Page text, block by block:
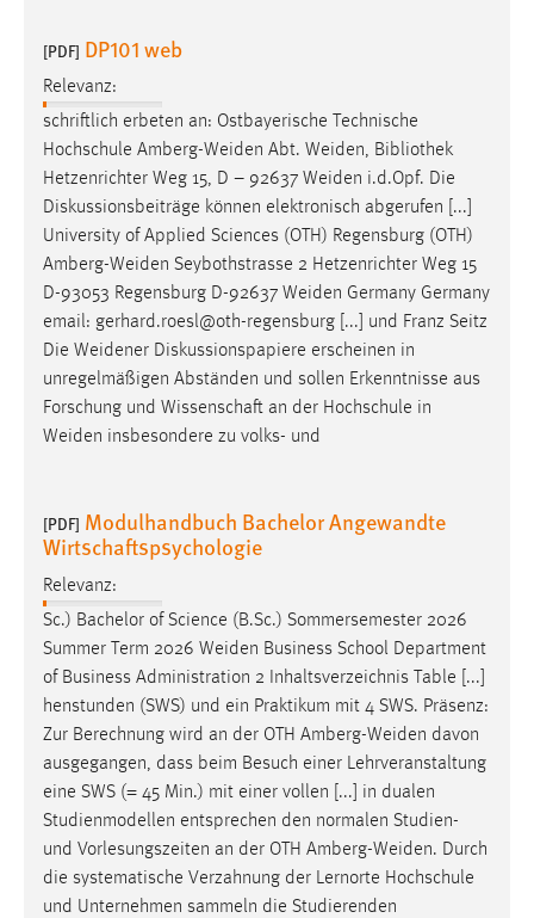
[PDF] DP101 web
Relevanz:
schriftlich erbeten an: Ostbayerische Technische
Hochschule Amberg-Weiden Abt. Weiden, Bibliothek
Hetzenrichter Weg 15, D – 92637 Weiden i.d.Opf. Die
Diskussionsbeiträge können elektronisch abgerufen [...]
University of Applied Sciences (OTH) Regensburg (OTH)
Amberg-Weiden Seybothstrasse 2 Hetzenrichter Weg 15
D-93053 Regensburg D-92637 Weiden Germany Germany
email: gerhard.roesl@oth-regensburg [...] und Franz Seitz
Die Weidener Diskussionspapiere erscheinen in
unregelmäßigen Abständen und sollen Erkenntnisse aus
Forschung und Wissenschaft an der Hochschule in
Weiden insbesondere zu volks- und
[PDF] Modulhandbuch Bachelor Angewandte
Wirtschaftspsychologie
Relevanz:
Sc.) Bachelor of Science (B.Sc.) Sommersemester 2026
Summer Term 2026 Weiden Business School Department
of Business Administration 2 Inhaltsverzeichnis Table [...]
henstunden (SWS) und ein Praktikum mit 4 SWS. Präsenz:
Zur Berechnung wird an der OTH Amberg-Weiden davon
ausgegangen, dass beim Besuch einer Lehrveranstaltung
eine SWS (= 45 Min.) mit einer vollen [...] in dualen
Studienmodellen entsprechen den normalen Studien-
und Vorlesungszeiten an der OTH Amberg-Weiden. Durch
die systematische Verzahnung der Lernorte Hochschule
und Unternehmen sammeln die Studierenden